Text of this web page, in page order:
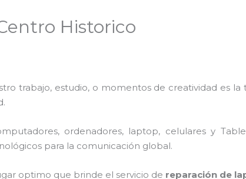
Historico
trabajo, estudio, o momentos de creatividad es la
ordenadores, laptop, celulares y
para la comunicación global.
optimo que brinde el servicio de reparación de